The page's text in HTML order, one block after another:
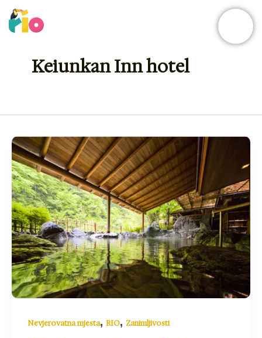
Skip
to
Keiunkan Inn hotel
Nevjerovatna mjesta, RIO, Zanimljivosti